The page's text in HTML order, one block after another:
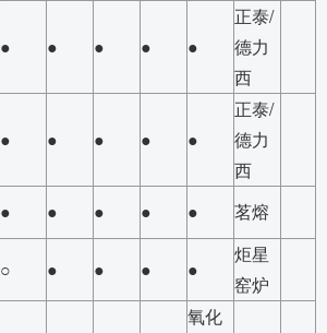
● ● ● ● ●
正泰/
德力
西
● ● ● ● ●
正泰/
德力
西
● ● ● ● ● 茗熔
○ ● ● ● ●
炬星
窑炉
氧化